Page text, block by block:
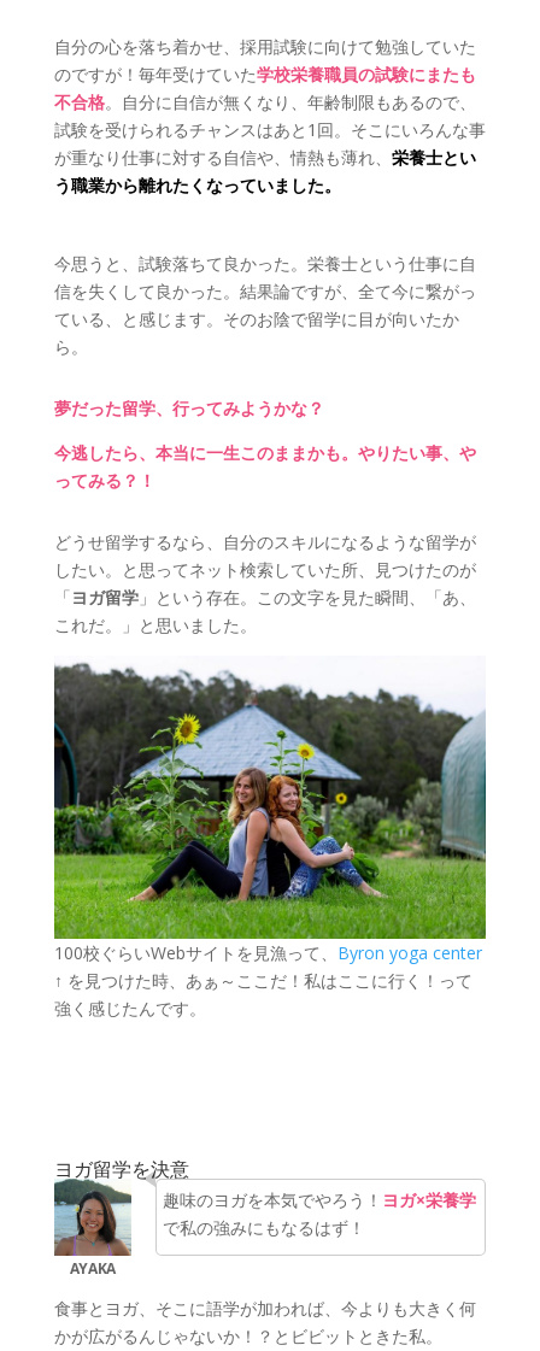
自分の心を落ち着かせ、採用試験に向けて勉強していた
のですが！毎年受けていた学校栄養職員の試験にまたも
不合格。自分に自信が無くなり、年齢制限もあるので、
試験を受けられるチャンスはあと1回。そこにいろんな事
が重なり仕事に対する自信や、情熱も薄れ、 栄養士とい
う職業から離れたくなっていました。
今思うと、試験落ちて良かった。栄養士という仕事に自
信を失くして良かった。結果論ですが、全て今に繋がっ
ている、と感じます。そのお陰で留学に目が向いたか
ら。
夢だった留学、行ってみようかな？
今逃したら、本当に一生このままかも。やりたい事、や
ってみる？！
どうせ留学するなら、自分のスキルになるような留学が
したい。と思ってネット検索していた所、見つけたのが
「ヨガ留学」という存在。この文字を見た瞬間、「あ、
これだ。」と思いました。
100校ぐらいWebサイトを見漁って、 Byron yoga center
↑ を見つけた時、あぁ～ここだ！私はここに行く！って
強く感じたんです。
ヨガ留学を決意
趣味のヨガを本気でやろう！ ヨガ×栄養学
で私の強みにもなるはず！
食事とヨガ、そこに語学が加われば、今よりも大きく何
かが広がるんじゃないか！？とビビットときた私。